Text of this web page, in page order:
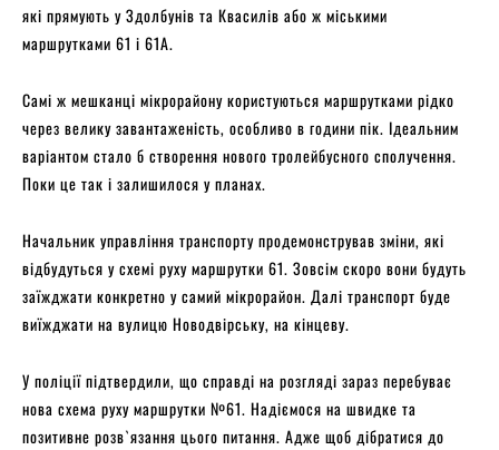
які прямують у Здолбунів та Квасилів або ж міськими
маршрутками 61 і 61А.
Самі ж мешканці мікрорайону користуються маршрутками рідко
через велику завантаженість, особливо в години пік. Ідеальним
варіантом стало б створення нового тролейбусного сполучення.
Поки це так і залишилося у планах.
Начальник управління транспорту продемонстрував зміни, які
відбудуться у схемі руху маршрутки 61. Зовсім скоро вони будуть
заїжджати конкретно у самий мікрорайон. Далі транспорт буде
виїжджати на вулицю Новодвірську, на кінцеву.
У поліції підтвердили, що справді на розгляді зараз перебуває
нова схема руху маршрутки №61. Надіємося на швидке та
позитивне розв`язання цього питання. Адже щоб дібратися до